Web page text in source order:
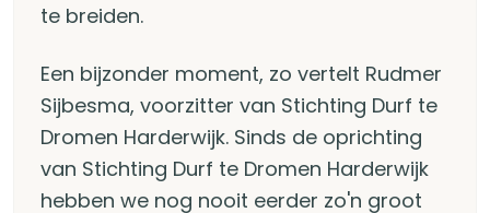
te breiden.
Een bijzonder moment, zo vertelt Rudmer
Sijbesma, voorzitter van Stichting Durf te
Dromen Harderwijk. Sinds de oprichting
van Stichting Durf te Dromen Harderwijk
hebben we nog nooit eerder zo'n groot